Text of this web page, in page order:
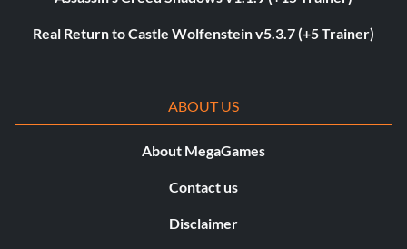
Real Return to Castle Wolfenstein v5.3.7 (+5 Trainer)
ABOUT US
About MegaGames
Contact us
Disclaimer